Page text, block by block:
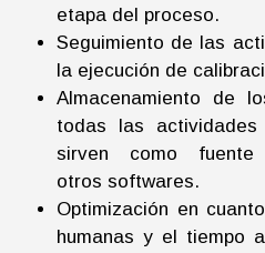
etapa del proceso.
Seguimiento de las
la ejecución de
Almacenamiento de
todas las
sirven como
otros softwares.
Optimización en
humanas y el tiempo